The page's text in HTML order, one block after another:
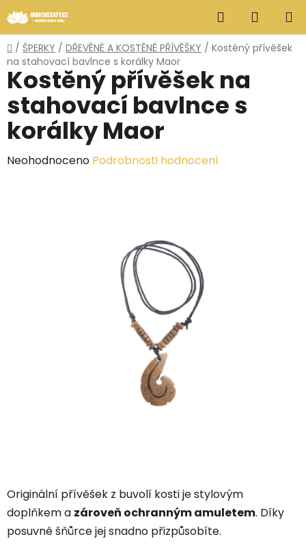
na
obsah
Hledat
KOŠÍK
Domů
/ ŠPERKY / DŘEVĚNÉ A KOSTĚNÉ PŘÍVĚŠKY / Kostěný přívěšek
na stahovací bavlnce s korálky Maor
Originální přívěšek z buvolí kosti je stylovým
doplňkem a zároveň ochranným amuletem. Díky
posuvné šňůrce jej snadno přizpůsobíte.
Kostěný přívěšek na
stahovací bavlnce s
korálky Maor
Průměrné
Neohodnoceno Podrobnosti hodnocení